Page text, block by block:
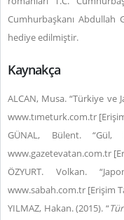
Cumhurbaşkanı Abdullah
hediye edilmiştir.
Kaynakça
ALCAN, Musa. “Türkiye ve
www.tımeturk.com.tr
GÜNAL, Bülent.
www.gazetevatan.com.tr
ÖZYURT. Volkan.
www.sabah.com.tr [Erişim
YILMAZ, Hakan. (2015). “